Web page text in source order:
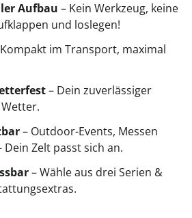
Aufbau – Kein Werkzeug, keine
und loslegen!
im Transport, maximal
– Dein zuverlässiger
– Outdoor-Events, Messen
Zelt passt sich an.
– Wähle aus drei Serien &